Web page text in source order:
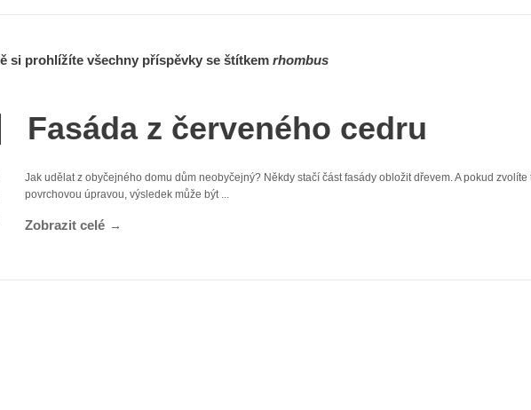
si prohlížíte všechny příspěvky se štítkem rhombus
Fasáda z červeného cedru
Jak udělat z obyčejného domu dům neobyčejný? Někdy stačí část fasády obložit dřevem. A pokud
povrchovou úpravou, výsledek může být ...
Zobrazit celé